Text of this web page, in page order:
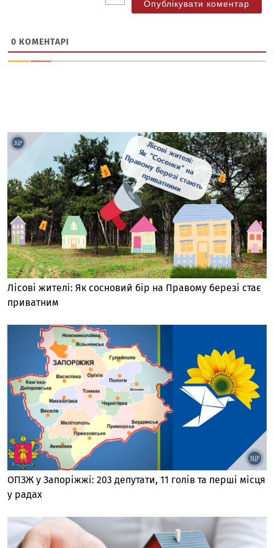
0 КОМЕНТАРІ
Лісові жителі: Як сосновий бір на Правому березі стає
приватним
ОПЗЖ у Запоріжжі: 203 депутати, 11 голів та перші місця
у радах